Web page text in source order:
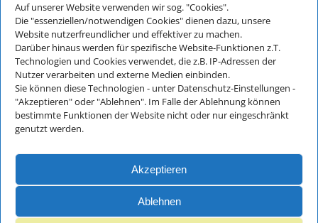
Auf unserer Website verwenden wir sog. "Cookies".
Die "essenziellen/notwendigen Cookies" dienen dazu, unsere
Website nutzerfreundlicher und effektiver zu machen.
Darüber hinaus werden für spezifische Website-Funktionen z.T.
Technologien und Cookies verwendet, die z.B. IP-Adressen der
Nutzer verarbeiten und externe Medien einbinden.
Sie können diese Technologien - unter Datenschutz-Einstellungen -
"Akzeptieren" oder "Ablehnen". Im Falle der Ablehnung können
bestimmte Funktionen der Website nicht oder nur eingeschränkt
genutzt werden.
Akzeptieren
Ablehnen
Kontakt:
Telefon: +49 (0) 8652-2826
E-Mail:info@musikschulebgl.de
Büro-Öffnungszeiten:
Montag bis Donnerstag: 8:30 - 11:30
ist unser Büro nur unregelmäßig besetzt